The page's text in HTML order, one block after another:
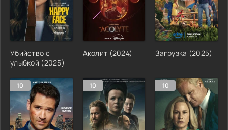
Убийство с
улыбкой (2025)
Аколит (2024) Загрузка (2025)
10 10 10